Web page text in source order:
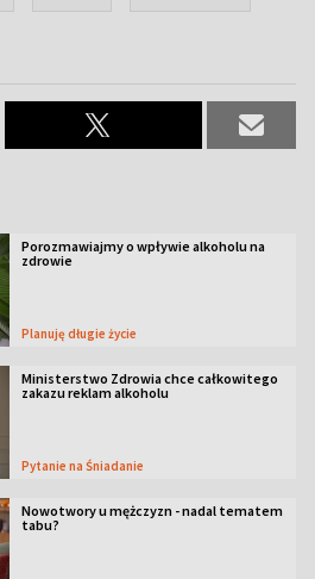
Porozmawiajmy o wpływie alkoholu na
zdrowie
Planuję długie życie
Ministerstwo Zdrowia chce całkowitego
zakazu reklam alkoholu
Pytanie na Śniadanie
Nowotwory u mężczyzn - nadal tematem
tabu?